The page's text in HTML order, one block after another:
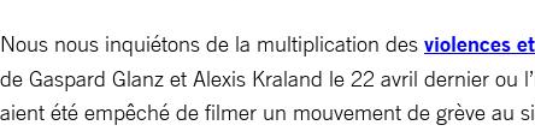
Nous nous inquiétons de la multiplication des violences
de Gaspard Glanz et Alexis Kraland le 22 avril dernier
aient été empêché de filmer un mouvement de grève au